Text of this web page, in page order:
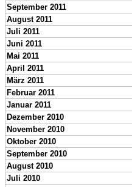
September 2011
August 2011
Juli 2011
Juni 2011
Mai 2011
April 2011
März 2011
Februar 2011
Januar 2011
Dezember 2010
November 2010
Oktober 2010
September 2010
August 2010
Juli 2010